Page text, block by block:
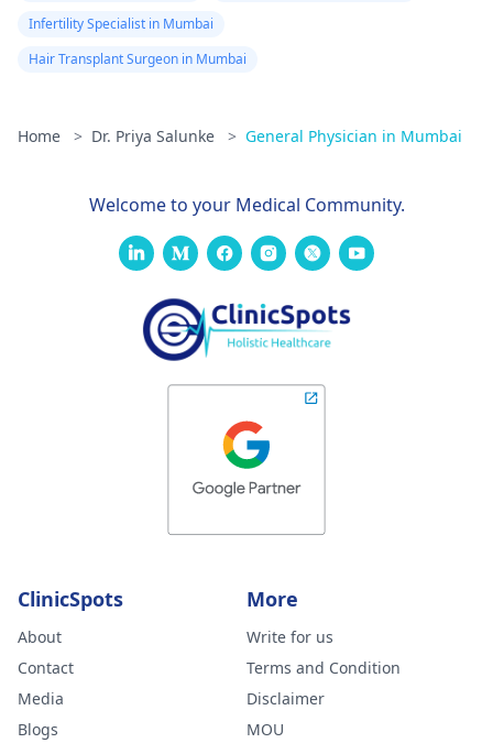
Infertility Specialist in Mumbai
Hair Transplant Surgeon in Mumbai
Home > Dr. Priya Salunke > General Physician in Mumbai
Welcome to your Medical Community.
ClinicSpots
About
Contact
Media
Blogs
More
Write for us
Terms and Condition
Disclaimer
MOU